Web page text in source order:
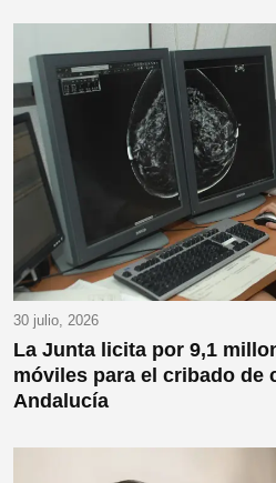
30 julio, 2026
La Junta licita por 9,1
móviles para el cribado de
Andalucía